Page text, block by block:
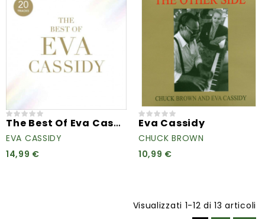
The Best Of Eva Cassidy
EVA CASSIDY
14,99 €
Eva Cassidy
CHUCK BROWN
10,99 €
Visualizzati 1-12 di 13 articoli